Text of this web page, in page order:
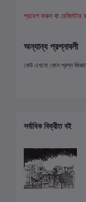
প্রবেশ করুন বা রেজিস্টার
অন্যান্য প্রশ্নাবলী
কেউ এখনো কোন প্রশ্ন
সর্বাধিক বিক্রীত বই